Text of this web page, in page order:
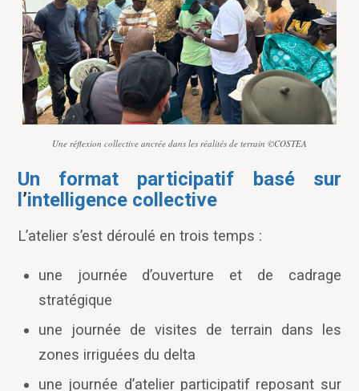
Une réflexion collective ancrée dans les réalités de terrain ©COSTEA
Un format participatif basé sur
’intelligence collective
L’atelier s’est déroulé en trois temps :
une journée d’ouverture et de cadrage
stratégique
une journée de visites de terrain dans les
zones irriguées du delta
une journée d’atelier participatif reposant sur